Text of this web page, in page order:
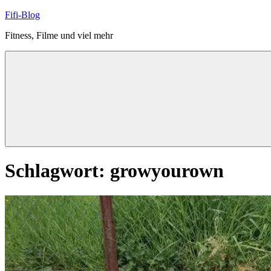
Zum
springen
Fifi-Blog
Fitness, Filme und viel mehr
Schlagwort: growyourown